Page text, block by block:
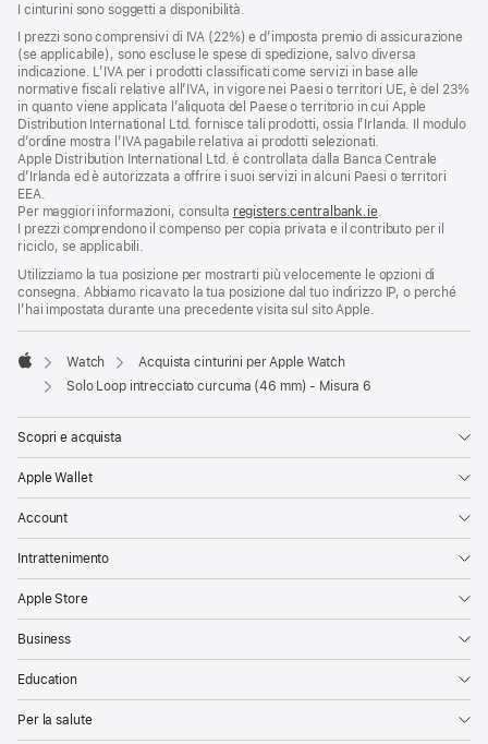
I cinturini sono soggetti a disponibilità.
I prezzi sono comprensivi di IVA (22%) e d’imposta premio di assicurazione
(se applicabile), sono escluse le spese di spedizione, salvo diversa
indicazione. L’IVA per i prodotti classificati come servizi in base alle
normative fiscali relative all’IVA, in vigore nei Paesi o territori UE, è del 23%
in quanto viene applicata l’aliquota del Paese o territorio in cui Apple
Distribution International Ltd. fornisce tali prodotti, ossia l’Irlanda. Il modulo
d’ordine mostra l’IVA pagabile relativa ai prodotti selezionati.
Apple Distribution International Ltd. è controllata dalla Banca Centrale
d’Irlanda ed è autorizzata a offrire i suoi servizi in alcuni Paesi o territori
EEA.
Per maggiori informazioni, consulta registers.centralbank.ie.
I prezzi comprendono il compenso per copia privata e il contributo per il
riciclo, se applicabili.
Utilizziamo la tua posizione per mostrarti più velocemente le opzioni di
consegna. Abbiamo ricavato la tua posizione dal tuo indirizzo IP, o perché
l’hai impostata durante una precedente visita sul sito Apple.
Apple
Watch
Acquista cinturini per Apple Watch
Solo Loop intrecciato curcuma (46 mm) - Misura 6
Scopri e acquista
Apple Wallet
Account
Intrattenimento
Apple Store
Business
Education
Per la salute